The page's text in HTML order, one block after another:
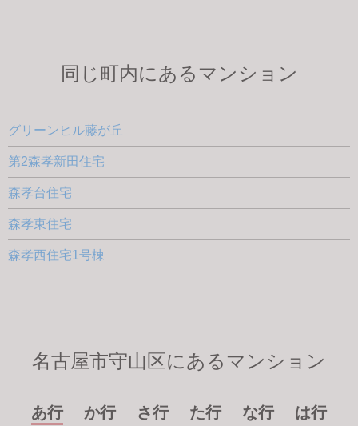
同じ町内にあるマンション
グリーンヒル藤が丘
第2森孝新田住宅
森孝台住宅
森孝東住宅
森孝西住宅1号棟
名古屋市守山区にあるマンション
あ行 か行 さ行 た行 な行
は行